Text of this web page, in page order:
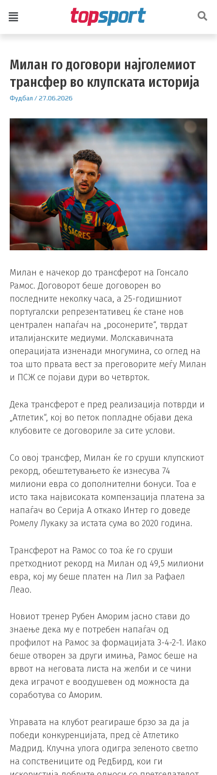
Милан го договори најголемиот
трансфер во клупската историја
Фудбал /27.06.2026
Милан е начекор до трансферот на Гонсало
Рамос. Договорот беше договорен во
последните неколку часа, а 25-годишниот
португалски репрезентативец ќе стане нов
централен напаѓач на „росонерите“, тврдат
италијанските медиуми. Молскавичната
операцијата изненади многумина, со оглед на
тоа што првата вест за преговорите меѓу Милан
и ПСЖ се појави дури во четврток.
Дека трансферот е пред реализација потврди и
„Атлетик“, кој во петок попладне објави дека
клубовите се договориле за сите услови.
Со овој трансфер, Милан ќе го сруши клупскиот
рекорд, обештетувањето ќе изнесува 74
милиони евра со дополнителни бонуси. Тоа е
исто така највисоката компензација платена за
напаѓач во Серија А откако Интер го доведе
Ромелу Лукаку за истата сума во 2020 година.
Трансферот на Рамос со тоа ќе го сруши
претходниот рекорд на Милан од 49,5 милиони
евра, кој му беше платен на Лил за Рафаел
Леао.
Новиот тренер Рубен Аморим јасно стави до
знаење дека му е потребен напаѓач од
профилот на Рамос за формацијата 3-4-2-1. Иако
беше отворен за други имиња, Рамос беше на
врвот на неговата листа на желби и се чини
дека играчот е воодушевен од можноста да
соработува со Аморим.
Управата на клубот реагираше брзо за да ја
победи конкуренцијата, пред сè Атлетико
Мадрид. Клучна улога одигра зеленото светло
на сопствениците од РедБирд, кои ги